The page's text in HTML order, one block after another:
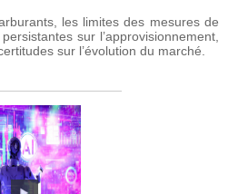
les limites des mesures de
sur l’approvisionnement,
sur l’évolution du marché.